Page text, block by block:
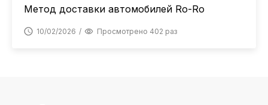
Метод доставки автомобилей Ro-Ro
10/02/2026 Просмотрено 402 раз